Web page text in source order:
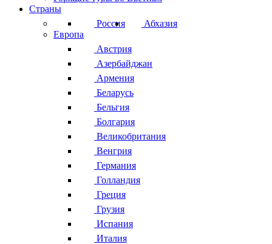
Страны
Россия
Абхазия
Европа
Австрия
Азербайджан
Армения
Беларусь
Бельгия
Болгария
Великобритания
Венгрия
Германия
Голландия
Греция
Грузия
Испания
Италия